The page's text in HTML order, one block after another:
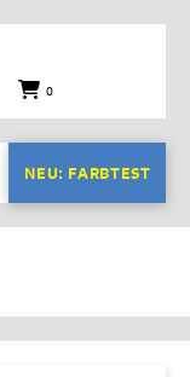
0
NEU: FARBTEST